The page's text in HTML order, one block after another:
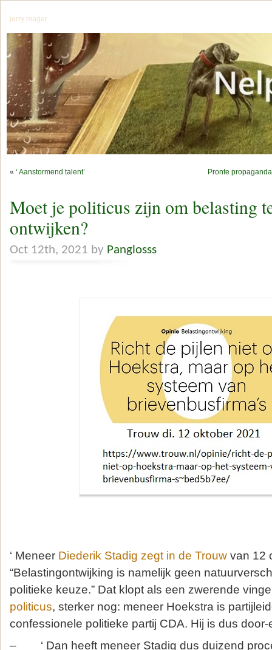
jerry mager
« ‘ Aanstormend talent’ Pronte
Moet je politicus zijn om belasting
ontwijken?
Oct 12th, 2021 by Panglosss
‘ Meneer Diederik Stadig zegt in de Trouw van 12
“Belastingontwijking is namelijk geen
politieke keuze.” Dat klopt als een zwerende
politicus, sterker nog: meneer Hoekstra is
confessionele politieke partij CDA. Hij is dus door-
– ‘ Dan heeft meneer Stadig dus duizend